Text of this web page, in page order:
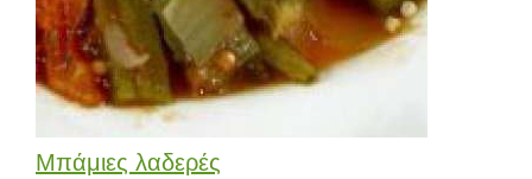
Μπάμιες λαδερές